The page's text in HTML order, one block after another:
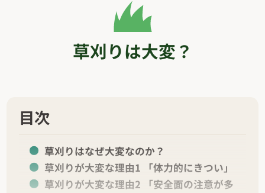
草刈りは大変？
目次
草刈りはなぜ大変なのか？
草刈りが大変な理由1 「体力的にきつい」
草刈りが大変な理由2 「安全面の注意が多